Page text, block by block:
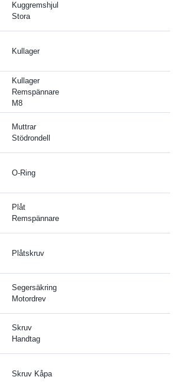
Kuggremshjul
Stora
Kullager
Kullager
Remspännare
M8
Muttrar
Stödrondell
O-Ring
Plåt
Remspännare
Plåtskruv
Segersäkring
Motordrev
Skruv
Handtag
Skruv Kåpa